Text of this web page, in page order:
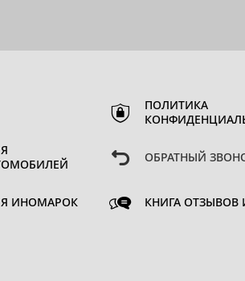
ИНОМАРОК
ПОЛИТИКА
ОБРАТНЫЙ
КНИГА